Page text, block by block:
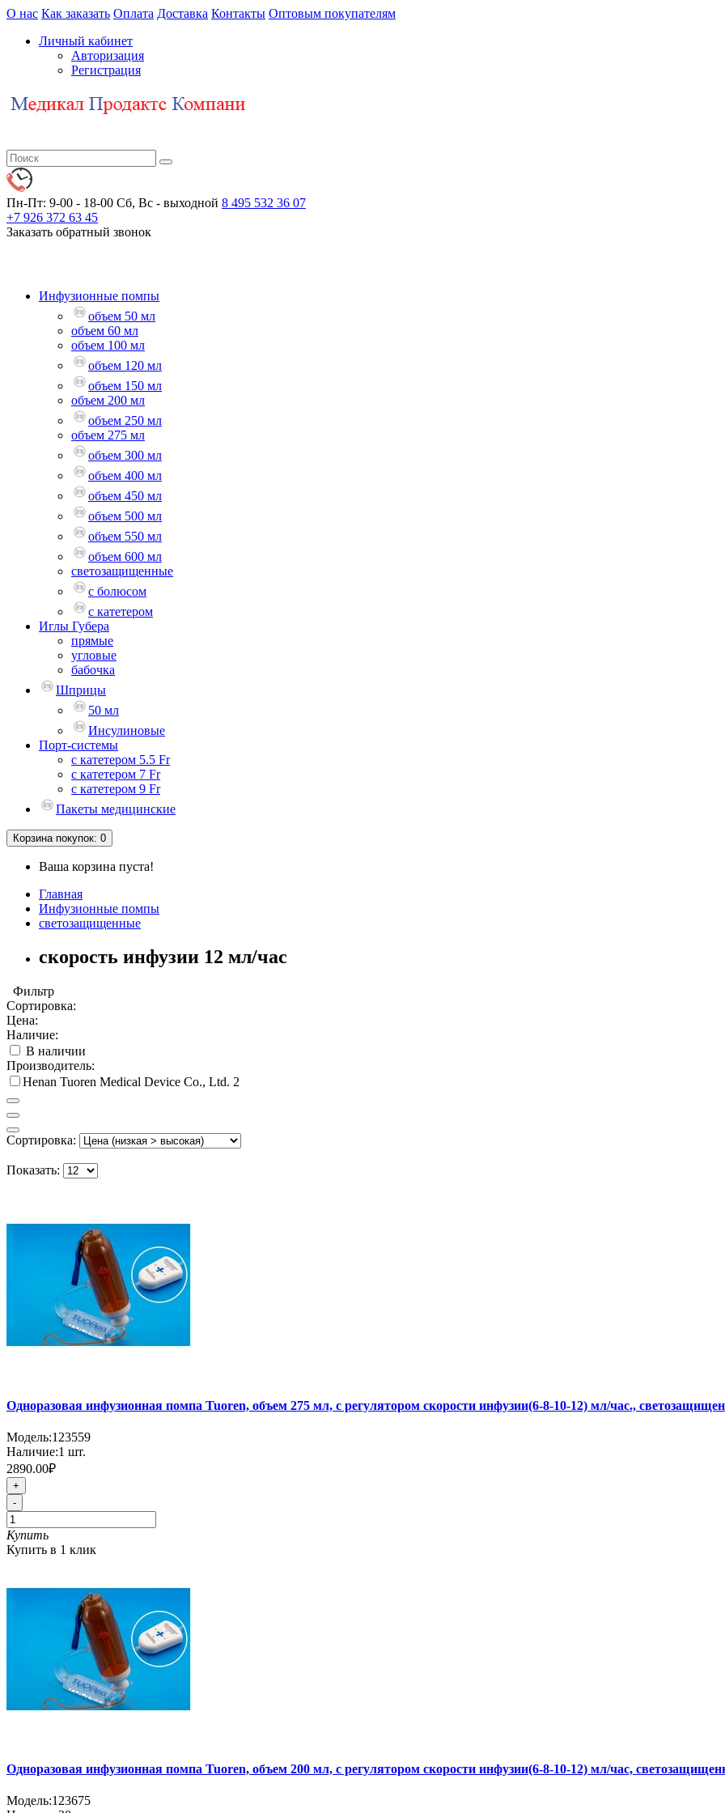
О нас Как заказать Оплата Доставка Контакты Оптовым покупателям
Личный кабинет
Авторизация
Регистрация
Пн-Пт: 9-00 - 18-00 Сб, Вс - выходной 8 495 532 36 07
+7 926 372 63 45
Заказать обратный звонок
Инфузионные помпы
объем 50 мл
объем 60 мл
объем 100 мл
объем 120 мл
объем 150 мл
объем 200 мл
объем 250 мл
объем 275 мл
объем 300 мл
объем 400 мл
объем 450 мл
объем 500 мл
объем 550 мл
объем 600 мл
светозащищенные
с болюсом
с катетером
Иглы Губера
прямые
угловые
бабочка
Шприцы
50 мл
Инсулиновые
Порт-системы
с катетером 5.5 Fr
с катетером 7 Fr
с катетером 9 Fr
Пакеты медицинские
Корзина покупок: 0
Ваша корзина пуста!
Главная
Инфузионные помпы
светозащищенные
скорость инфузии 12 мл/час
Фильтр
Сортировка:
Цена:
Наличие:
В наличии
Производитель:
Henan Tuoren Medical Device Co., Ltd. 2
Сортировка:
Показать:
Одноразовая инфузионная помпа Tuoren, объем 275 мл, с регулятором скорости инфузии(6-8-10-12) мл/час.,
Модель:123559
Наличие:1 шт.
2890.00₽
+
-
Купить
Купить в 1 клик
Одноразовая инфузионная помпа Tuoren, объем 200 мл, с регулятором скорости инфузии(6-8-10-12) мл/час,
Модель:123675